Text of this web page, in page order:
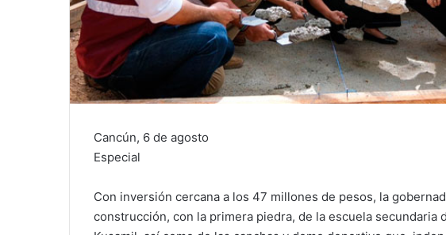
Cancún, 6 de agosto
Especial
Con inversión cercana a los 47 millones de pesos, la
construcción, con la primera piedra, de la escuela secundaria